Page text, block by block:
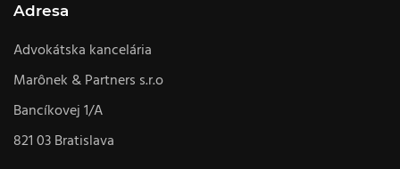
Adresa
Advokátska kancelária
Marônek & Partners s.r.o
Bancíkovej 1/A
821 03 Bratislava